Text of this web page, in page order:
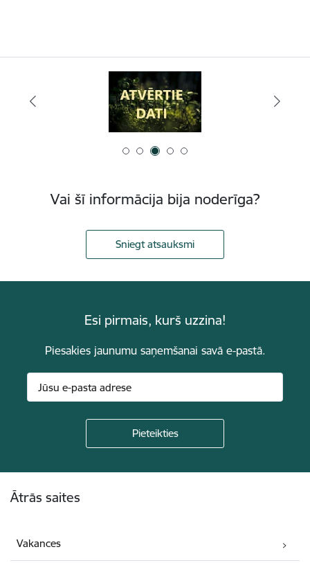
Vai šī informācija bija noderīga?
Sniegt atsauksmi
Esi pirmais, kurš uzzina!
Piesakies jaunumu saņemšanai savā e-pastā.
Ātrās saites
Vakances